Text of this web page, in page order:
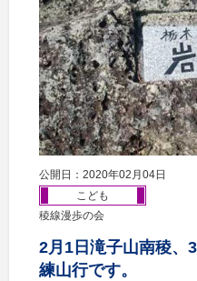
公開日：2020年02月04日
こども
稜線漫歩の会
2月1日滝子山南稜、
練山行です。